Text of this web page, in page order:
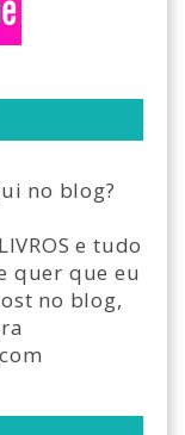
no blog?
e tudo
quer que eu
no blog,